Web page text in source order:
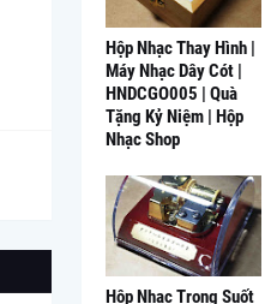
Hộp Nhạc Thay Hình |
Máy Nhạc Dây Cót |
HNDCGO005 | Quà
Tặng Kỷ Niệm | Hộp
Nhạc Shop
Hộp Nhạc Trong Suốt